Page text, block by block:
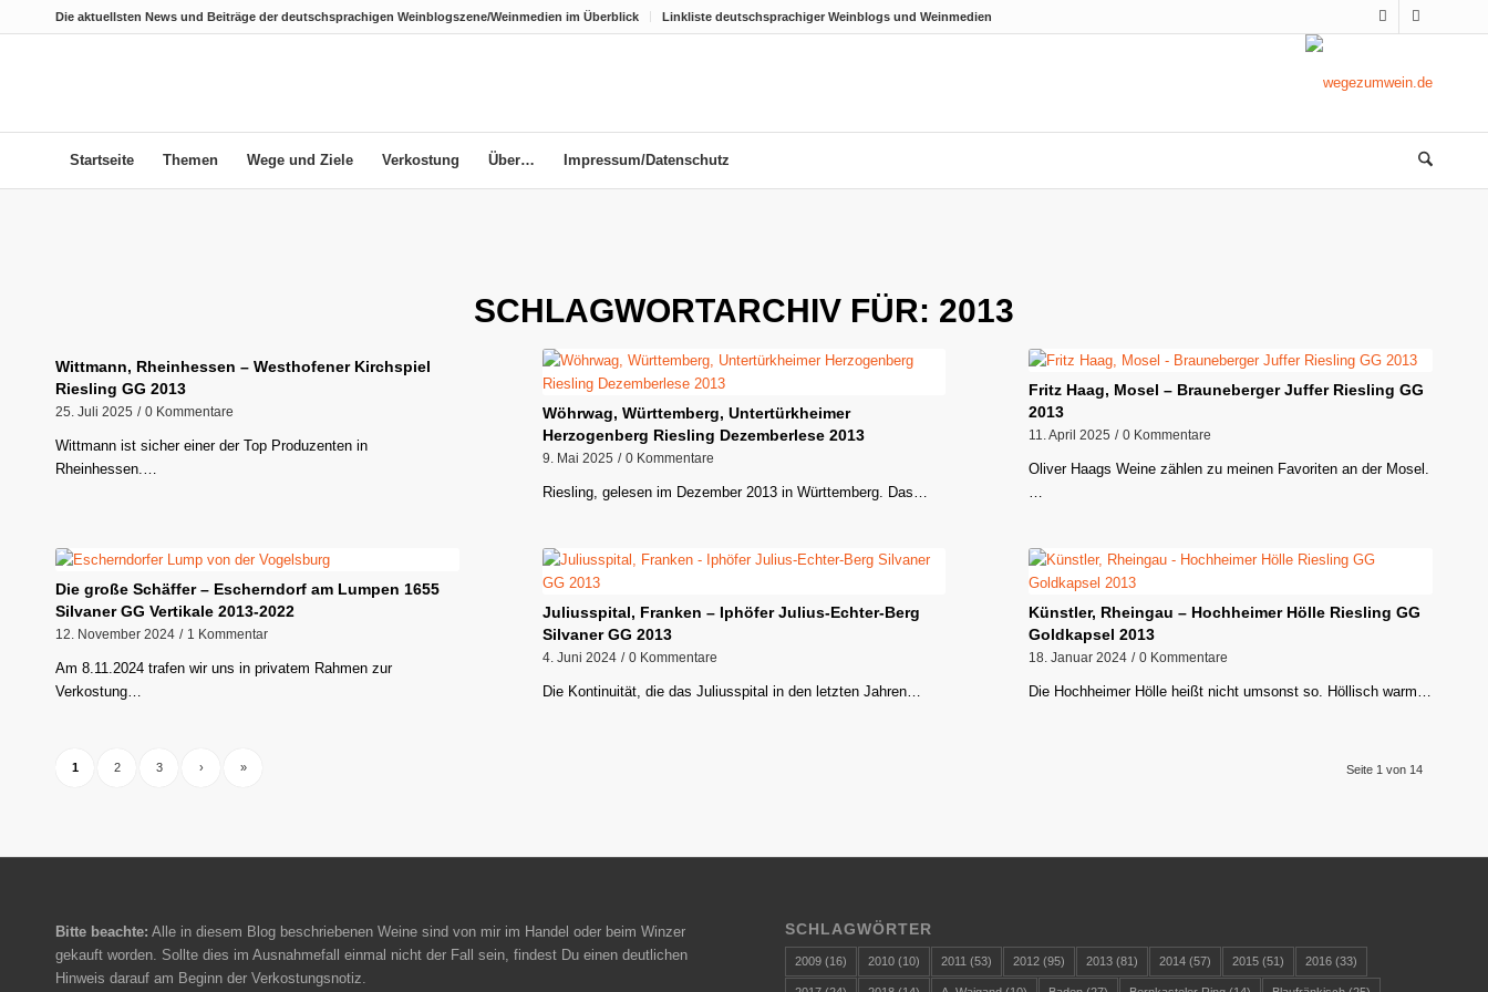
Die aktuellsten News und Beiträge der deutschsprachigen Weinblogszene/Weinmedien im Überblick Linkliste deutschsprachiger Weinblogs und Weinmedien
Startseite Themen Wege und Ziele Verkostung Über… Impressum/Datenschutz
SCHLAGWORTARCHIV FÜR: 2013
Wittmann, Rheinhessen – Westhofener Kirchspiel
Riesling GG 2013
25. Juli 2025 / 0 Kommentare
Wittmann ist sicher einer der Top Produzenten in
Rheinhessen.…
Wöhrwag, Württemberg, Untertürkheimer
Herzogenberg Riesling Dezemberlese 2013
9. Mai 2025 / 0 Kommentare
Riesling, gelesen im Dezember 2013 in Württemberg. Das…
Fritz Haag, Mosel – Brauneberger Juffer Riesling GG
2013
11. April 2025 / 0 Kommentare
Oliver Haags Weine zählen zu meinen Favoriten an der Mosel.
…
Die große Schäffer – Escherndorf am Lumpen 1655
Silvaner GG Vertikale 2013-2022
12. November 2024 / 1 Kommentar
Am 8.11.2024 trafen wir uns in privatem Rahmen zur
Verkostung…
Juliusspital, Franken – Iphöfer Julius-Echter-Berg
Silvaner GG 2013
4. Juni 2024 / 0 Kommentare
Die Kontinuität, die das Juliusspital in den letzten Jahren…
Künstler, Rheingau – Hochheimer Hölle Riesling GG
Goldkapsel 2013
18. Januar 2024 / 0 Kommentare
Die Hochheimer Hölle heißt nicht umsonst so. Höllisch warm…
Seite 1 von 14
1 2 3 › »
Bitte beachte: Alle in diesem Blog beschriebenen Weine sind von mir im Handel oder beim Winzer
gekauft worden. Sollte dies im Ausnahmefall einmal nicht der Fall sein, findest Du einen deutlichen
Hinweis darauf am Beginn der Verkostungsnotiz.
SCHLAGWÖRTER
2009 (16) 2010 (10) 2011 (53) 2012 (95) 2013 (81) 2014 (57) 2015 (51) 2016 (33)